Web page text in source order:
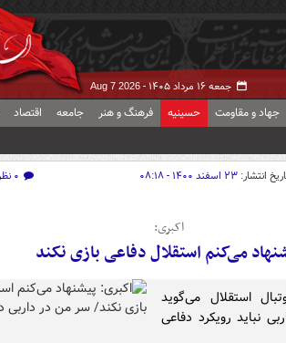
جمعه ۱۶ مرداد ۱۴۰۵ - Aug 7 2026
جهاد و مقاومت حسینیه فرهنگ و هنر جامعه اقتصاد
انتشار: ۲۳ اسفند ۱۴۰۰ - ۰۸:۱۸ ۰ نظر
اکبری:‌
می‌کنم استقلال دفاعی بازی نکند
استقلال می‌گوید
نباید رویکرد دفاعی